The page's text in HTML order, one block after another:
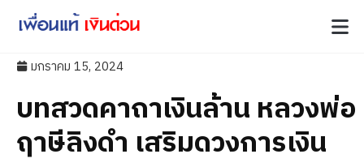
มกราคม 15, 2024
บทสวดคาถาเงินล้าน หลวงพ่อ
ฤาษีลิงดำ เสริมดวงการเงิน